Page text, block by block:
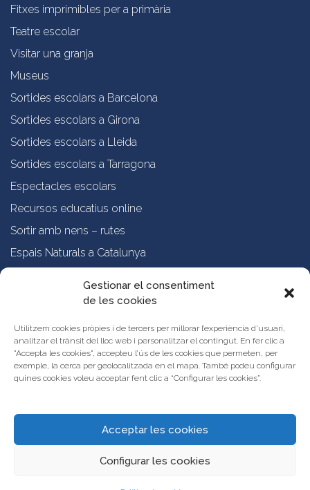
Gestionar el consentiment
de les cookies
Utilitzem cookies pròpies i de tercers per millorar l’experiència d’usuari,
analitzar el trànsit del lloc web i personalitzar el contingut. En fer clic a
"Accepta les cookies", accepteu l’ús de les cookies que permeten, per
exemple, la cerca per geolocalitzada en el mapa. També podeu configurar
quines cookies voleu acceptar fent clic a “Configurar les cookies”.
Acceptar les cookies
Configurar les cookies
Fitxes imprimibles per a primària
Teatre escolar
Visitar una granja
Museus
Sortides escolars a Barcelona
Sortides escolars a Girona
Sortides escolars a Lleida
Sortides escolars a Tarragona
Espectacles escolars
Recursos educatius online
Sortir amb nens – rutes
Espais Naturals a Catalunya
Qui som?
Vols publicar les teves propostes al Portal d’Activitats Educatives de
Catalunya?
Condicions d’ús i avís legal